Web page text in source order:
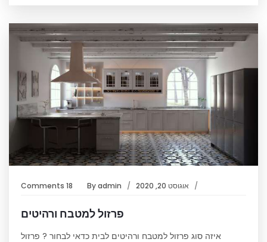
אוגוסט 20, 2020 Byadmin
18 Comments
פרזול למטבח ורהיטים
איזה סוג פרזול למטבח ורהיטים לבית כדאי לבחור ? פרזול